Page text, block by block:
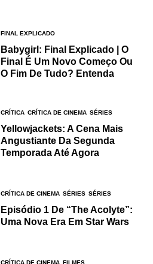
FINAL EXPLICADO
Babygirl: Final Explicado | O
Final É Um Novo Começo Ou
O Fim De Tudo? Entenda
CRÍTICA CRÍTICA DE CINEMA SÉRIES
Yellowjackets: A Cena Mais
Angustiante Da Segunda
Temporada Até Agora
CRÍTICA DE CINEMA SÉRIES SÉRIES
Episódio 1 De “The Acolyte”:
Uma Nova Era Em Star Wars
CRÍTICA DE CINEMA FILMES